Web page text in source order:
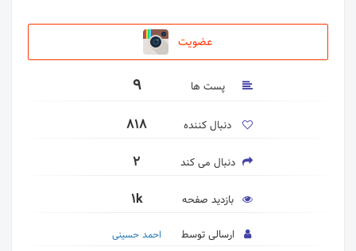
عضویت
پست ها 9
دنبال کننده 818
دنبال می کند 2
بازدید صفحه 1k
ارسالی توسط احمد حسینی